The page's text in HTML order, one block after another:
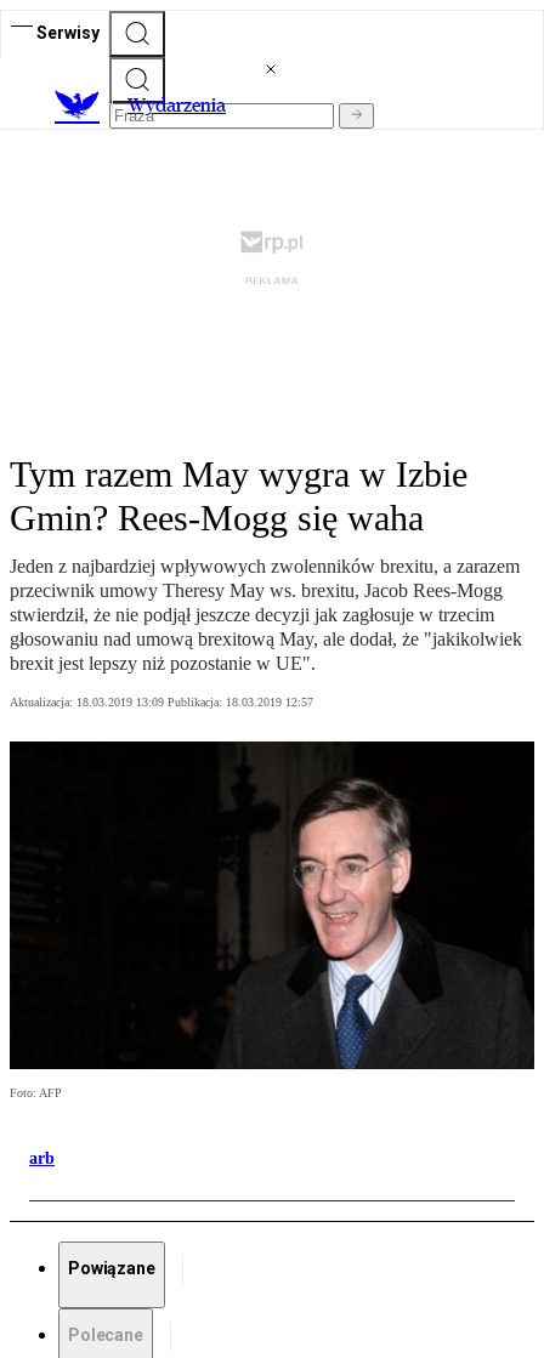
Serwisy
Wydarzenia
Tym razem May wygra w Izbie
Gmin? Rees-Mogg się waha
Jeden z najbardziej wpływowych zwolenników brexitu, a zarazem
przeciwnik umowy Theresy May ws. brexitu, Jacob Rees-Mogg
stwierdził, że nie podjął jeszcze decyzji jak zagłosuje w trzecim
głosowaniu nad umową brexitową May, ale dodał, że "jakikolwiek
brexit jest lepszy niż pozostanie w UE".
Aktualizacja: 18.03.2019 13:09 Publikacja: 18.03.2019 12:57
Foto: AFP
arb
Powiązane
Polecane